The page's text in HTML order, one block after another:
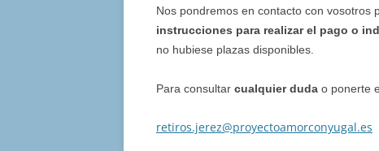
Nos pondremos en contacto con vosotros
instrucciones para realizar el pago o
no hubiese plazas disponibles.
Para consultar cualquier duda o ponerte
retiros.jerez@proyectoamorconyugal.es